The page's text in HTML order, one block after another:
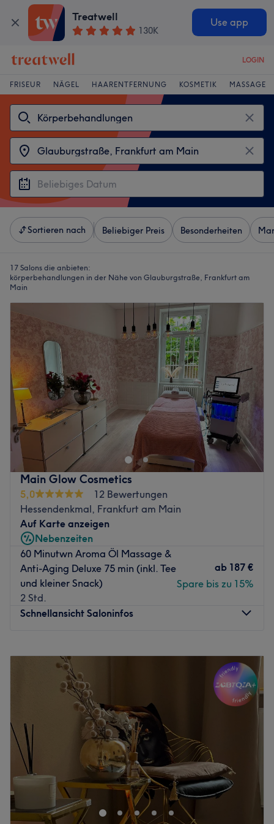
Treatwell
130K
Use app
LOGIN
FRISEUR NÄGEL HAARENTFERNUNG KOSMETIK MASSAGE
Sortieren nach Beliebiger Preis Besonderheiten
17 Salons die anbieten:
körperbehandlungen in der Nähe von Glauburgstraße, Frankfurt am
Main
Main Glow Cosmetics
5,0
12 Bewertungen
Hessendenkmal, Frankfurt am Main
Auf Karte anzeigen
Nebenzeiten
60 Minutwn Aroma Öl Massage &
Anti-Aging Deluxe 75 min (inkl. Tee
und kleiner Snack)
2 Std.
ab 187 €
Spare bis zu 15%
Schnellansicht Saloninfos
Dienstag
20:00
Mittwoch
20:00
Donnerstag
–20:00
20:00
Sonntag
10:00
Bei Main Glow Cosmetics in Frankfurt am Main dreht sich
alles um strahlende Haut und echte Wohlfühlmomente.
Das Studio kombiniert moderne Beauty-Treatments mit
einer entspannten, stilvollen Atmosphäre, in der du den